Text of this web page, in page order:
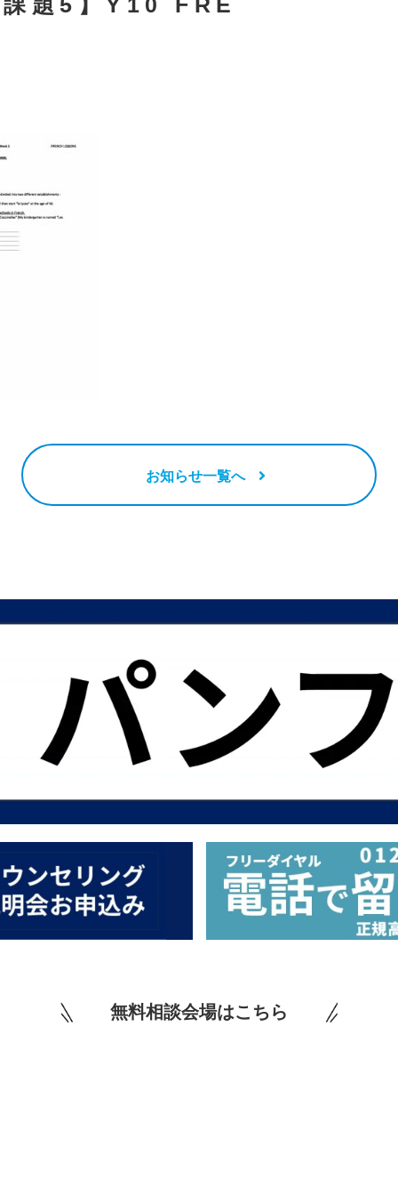
お知らせ一覧へ
無料相談会場はこちら